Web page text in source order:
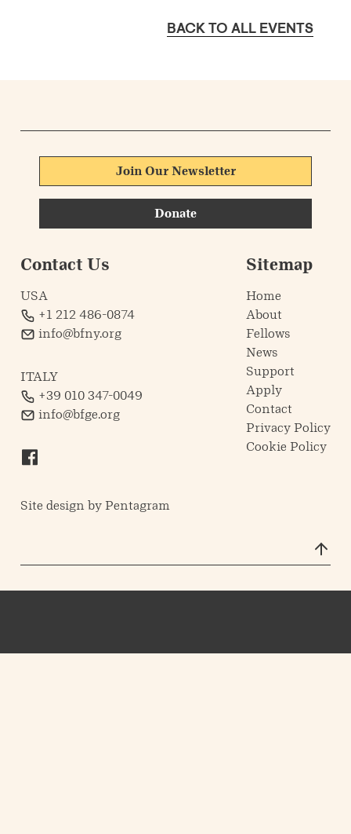
BACK TO ALL EVENTS
Join Our Newsletter
Donate
Contact Us
USA
+1 212 486-0874
info@bfny.org
ITALY
+39 010 347-0049
info@bfge.org
Site design by Pentagram
Sitemap
Home
About
Fellows
News
Support
Apply
Contact
Privacy Policy
Cookie Policy